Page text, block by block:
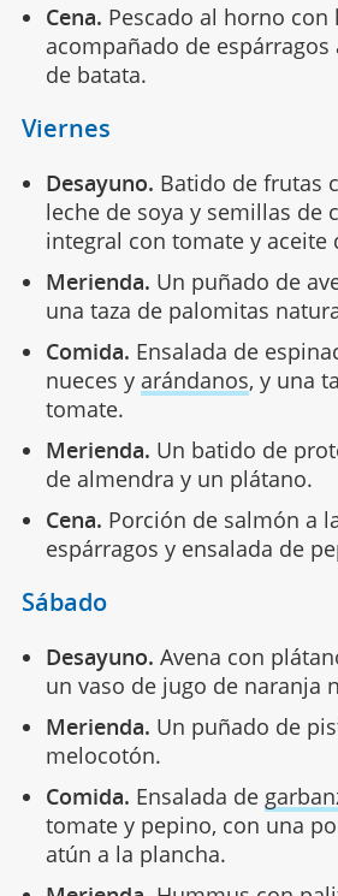
Cena. Pescado al horno con
acompañado de
de batata.
Viernes
Desayuno. Batido de frutas
leche de soya y semillas de
integral con tomate y aceite
Merienda. Un puñado de
una taza de palomitas
Comida. Ensalada de
nueces y arándanos, y una
tomate.
Merienda. Un batido de
de almendra y un plátano.
Cena. Porción de salmón a
espárragos y ensalada de
Sábado
Desayuno. Avena con
un vaso de jugo de naranja
Merienda. Un puñado de
melocotón.
Comida. Ensalada de
tomate y pepino, con una
atún a la plancha.